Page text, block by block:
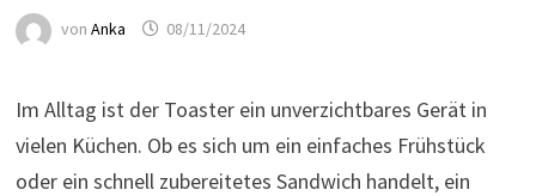
von Anka 08/11/2024
Im Alltag ist der Toaster ein unverzichtbares Gerät in
vielen Küchen. Ob es sich um ein einfaches Frühstück
oder ein schnell zubereitetes Sandwich handelt, ein